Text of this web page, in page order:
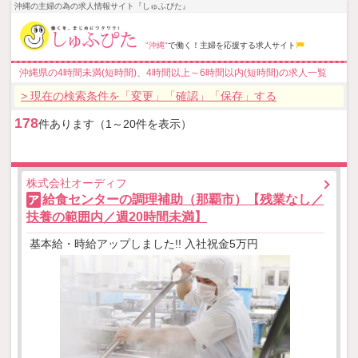
沖縄の主婦の為の求人情報サイト『しゅふぴた』
"沖縄"で働く！主婦を応援する求人サイト
沖縄県の4時間未満(短時間)、4時間以上～6時間以内(短時間)の求人一覧
> 現在の検索条件を「変更」「確認」「保存」する
178件あります（1～20件を表示）
株式会社オーディフ
ア 給食センターの調理補助（那覇市）【残業なし／
扶養の範囲内／週20時間未満】
基本給・時給アップしました!! 入社祝金5万円